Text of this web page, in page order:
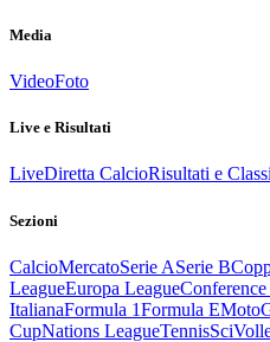
Media
VideoFoto
Live e Risultati
LiveDiretta CalcioRisultati e
Sezioni
CalcioMercatoSerie ASerie B
LeagueEuropa League
ItalianaFormula 1Formula E
CupNations LeagueTennisSci